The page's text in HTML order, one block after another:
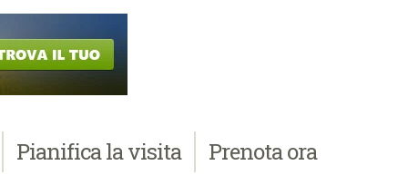
Pianificala visita Prenotaora